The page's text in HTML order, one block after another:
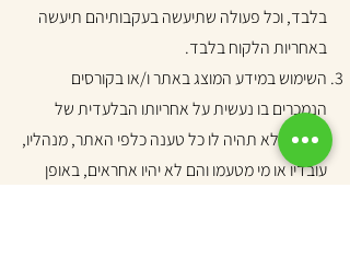
בלבד, וכל פעולה שתיעשה בעקבותיהם תיעשה
באחריות הלקוח בלבד.
השימוש במידע המוצג באתר ו/או בקורסים
הנמכרים בו נעשית על אחריותו הבלעדית של
הלקוח ולא תהיה לו כל טענה כלפי האתר, מנהליו,
עובדיו או מי מטעמו והם לא יהיו אחראים, באופן